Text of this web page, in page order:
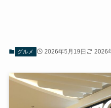
グルメ 2026年5月19日 2026